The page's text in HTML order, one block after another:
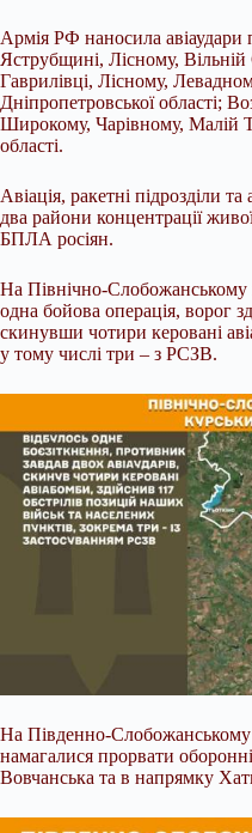
Армія РФ наносила
Яструбщині, Лісному, Вільній
Гаврилівці, Лісному,
Дніпропетровської області;
Широкому, Чарівному, Малій
області.
Авіація, ракетні підрозділи
два райони концентрації
БПЛА росіян.
На Північно-Слобожанському
одна бойова операція, ворог
скинувши чотири керовані
у тому числі три – з РСЗВ.
На Південно-
намагалися прорвати
Вовчанська та в напрямку